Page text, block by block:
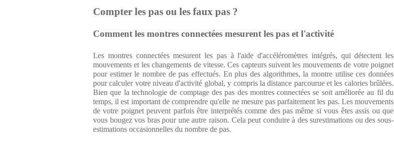
Compter les pas ou les faux pas ?
Comment les montres connectées mesurent les pas et l'activité
Les montres connectées mesurent les pas à l'aide d'accéléromètres intégrés, qui détectent les
mouvements et les changements de vitesse. Ces capteurs suivent les mouvements de votre poignet
pour estimer le nombre de pas effectués. En plus des algorithmes, la montre utilise ces données
pour calculer votre niveau d'activité global, y compris la distance parcourue et les calories brûlées.
Bien que la technologie de comptage des pas des montres connectées se soit améliorée au fil du
temps, il est important de comprendre qu'elle ne mesure pas parfaitement les pas. Les mouvements
de votre poignet peuvent parfois être interprétés comme des pas même si vous êtes assis ou que
vous bougez vos bras pour une autre raison. Cela peut conduire à des surestimations ou des sous-
estimations occasionnelles du nombre de pas.